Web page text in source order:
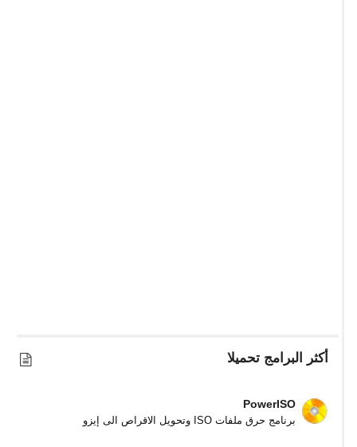
أكثر البرامج تحميلا
PowerISO
برنامج حرق ملفات ISO وتحويل الاقراص الى إيزو